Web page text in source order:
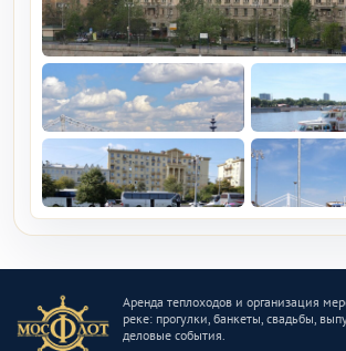
Аренда теплоходов и организация
реке: прогулки, банкеты, свадьбы,
деловые события.